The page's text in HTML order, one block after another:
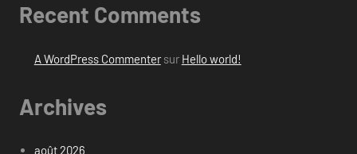
Recent Comments
A WordPress Commentersur Hello world!
Archives
août 2026